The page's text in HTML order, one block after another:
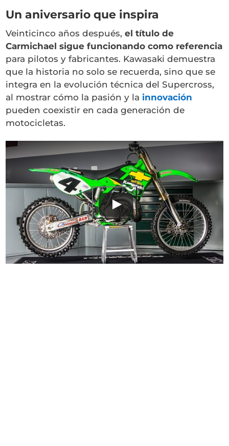
Un aniversario que inspira
Veinticinco años después,el título de
Carmichael sigue funcionando como referencia
para pilotos y fabricantes. Kawasaki demuestra
que la historia no solo se recuerda, sino que se
integra en la evolución técnica del Supercross,
al mostrar cómo la pasión y la innovación
pueden coexistir en cada generación de
motocicletas.
Ver este vídeo en YouTube